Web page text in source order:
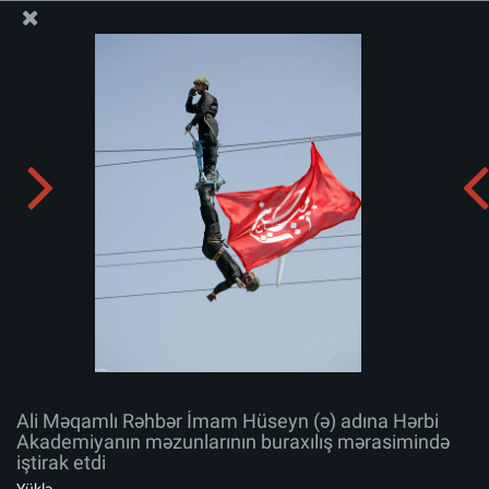
Ali Məqamlı Rəhbər İmam Hüseyn (ə) adına Hərbi
Akademiyanın məzunlarının buraxılış mərasimində
iştirak etdi
Albomu yüklə:
Ali Məqamlı Rəhbər İmam Hüseyn (ə) adına Hərbi
Akademiyanın məzunlarının buraxılış mərasimində
iştirak etdi